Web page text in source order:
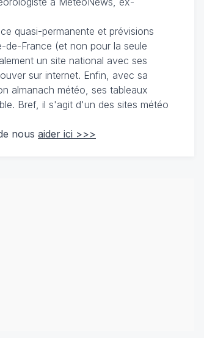
quasi-permanente et prévisions
de-France (et non pour la seule
un site national avec ses
sur internet. Enfin, avec sa
almanach météo, ses tableaux
Bref, il s'agit d'un des sites météo
nous aider ici >>>